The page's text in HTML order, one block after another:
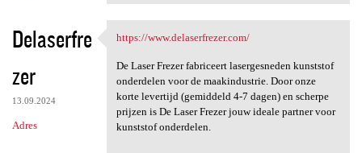
Delaserfre
zer
13.09.2024
Adres
https://www.delaserfrezer.com
https://www.delaserfrezer.com/
De Laser Frezer fabriceert lasergesneden kunststof
onderdelen voor de maakindustrie. Door onze
korte levertijd (gemiddeld 4-7 dagen) en scherpe
prijzen is De Laser Frezer jouw ideale partner voor
kunststof onderdelen.